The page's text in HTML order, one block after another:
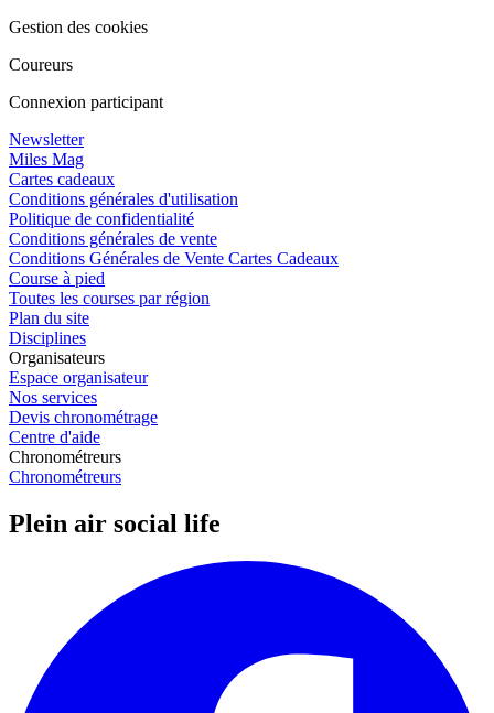
Gestion des cookies
Coureurs
Connexion participant
Newsletter
Miles Mag
Cartes cadeaux
Conditions générales d'utilisation
Politique de confidentialité
Conditions générales de vente
Conditions Générales de Vente Cartes Cadeaux
Course à pied
Toutes les courses par région
Plan du site
Disciplines
Organisateurs
Espace organisateur
Nos services
Devis chronométrage
Centre d'aide
Chronométreurs
Chronométreurs
Plein air social life